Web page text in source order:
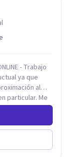
- Trabajo
ya que
al
particular. Me
por los que una
y
trastornos
y procesos